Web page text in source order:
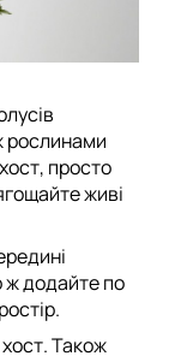
рослинами
просто
живі
ж додайте по
Також